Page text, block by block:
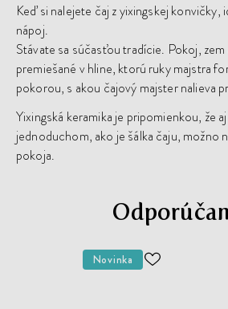
Keď si nalejete čaj z yixingskej konvičky,
nápoj.
Stávate sa súčasťou tradície. Pokoj,
premiešané v hline, ktorú ruky majstra
pokorou, s akou čajový majster nalieva
Yixingská keramika je pripomienkou, že
jednoduchom, ako je šálka čaju, možno
pokoja.
Novinka
ODOBER